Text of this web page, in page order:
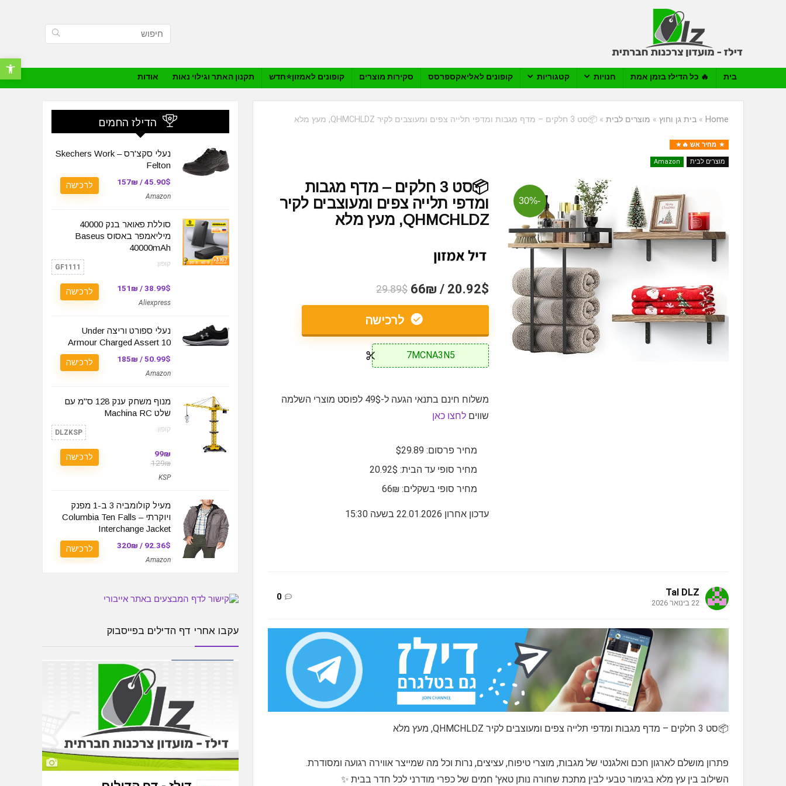
פתח
בית 🔥 כל הדילז בזמן אמת חנויות קטגוריות קופונים לאליאקספרסס סקירות מוצרים קופונים לאמזון⭐️חדש תקנון האתר וגילוי נאות אודות
Home
» בית גן וחוץ » מוצרים לבית » 📦סט 3 חלקים – מדף מגבות ומדפי תלייה צפים ומעוצבים לקיר QHMCHLDZ, מעץ מלא
מחיר אש 🔥
מוצרים לבית Amazon
-30%
📦סט 3 חלקים – מדף מגבות
ומדפי תלייה צפים ומעוצבים לקיר
QHMCHLDZ, מעץ מלא
20.92$ / 66₪
29.89$
לרכישה
7MCNA3N5
משלוח חינם בתנאי הגעה ל-49$ לפוסט מוצרי השלמה
שווים לחצו כאן
מחיר פרסום: $29.89
מחיר סופי עד הבית: 20.92$
מחיר סופי בשקלים: 66₪
עדכון אחרון 22.01.2026 בשעה 15:30
Tal DLZ
22 בינואר 2026
0
📦סט 3 חלקים – מדף מגבות ומדפי תלייה צפים ומעוצבים לקיר QHMCHLDZ, מעץ מלא
פתרון מושלם לארגון חכם ואלגנטי של מגבות, מוצרי טיפוח, עציצים, נרות וכל מה שמייצר אווירה רגועה ומסודרת.
השילוב בין עץ מלא בגימור טבעי לבין מתכת שחורה נותן טאץ' חמים של כפרי מודרני לכל חדר בבית ✨
הדילז החמים
נעלי סקצ'רס – Skechers Work
Felton
45.90$ / 157₪
Amazon
לרכישה
סוללת פאואר בנק 40000
מיליאמפר באסוס Baseus
40000mAh
קופון: GF1111
38.99$ / 151₪
Aliexpress
לרכישה
נעלי ספורט וריצה Under
Armour Charged Assert 10
50.99$ / 185₪
Amazon
לרכישה
מנוף משחק ענק 128 ס"מ עם
שלט Machina RC
קופון: DLZKSP
99₪
129₪
KSP
לרכישה
מעיל קולומביה 3 ב-1 מפנק
ויוקרתי – Columbia Ten Falls
Interchange Jacket
92.36$ / 320₪
Amazon
לרכישה
עקבו אחרי דף הדילים בפייסבוק